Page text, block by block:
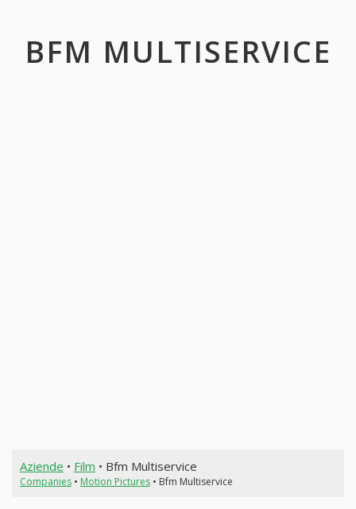
BFM MULTISERVICE
Aziende • Film • Bfm Multiservice
Companies• Motion Pictures• Bfm Multiservice